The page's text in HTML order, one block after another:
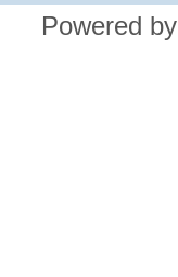
Powered by